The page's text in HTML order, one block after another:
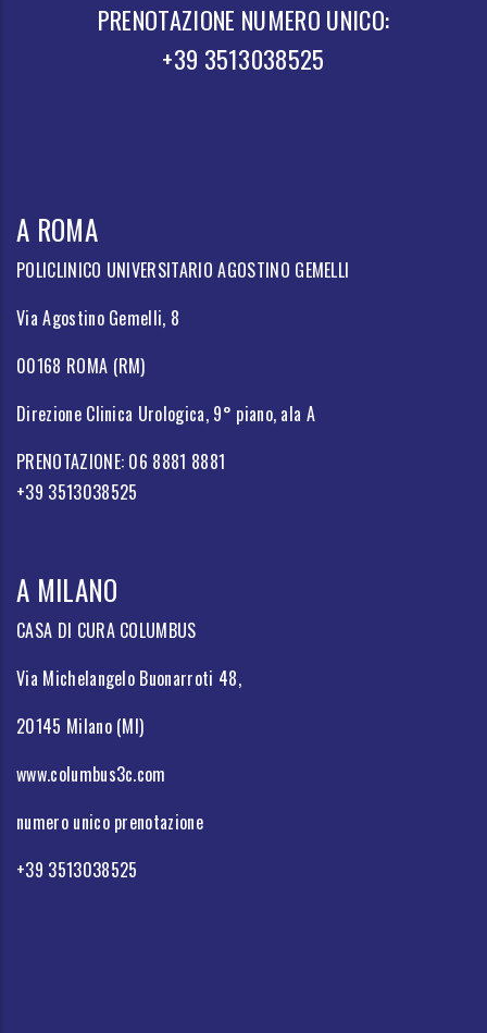
PRENOTAZIONE NUMERO UNICO:
+39 3513038525
A ROMA
POLICLINICO UNIVERSITARIO AGOSTINO GEMELLI
Via Agostino Gemelli, 8
00168 ROMA (RM)
Direzione Clinica Urologica, 9° piano, ala A
PRENOTAZIONE: 06 8881 8881
+39 3513038525
A MILANO
CASA DI CURA COLUMBUS
Via Michelangelo Buonarroti 48,
20145 Milano (MI)
www.columbus3c.com
numero unico prenotazione
+39 3513038525